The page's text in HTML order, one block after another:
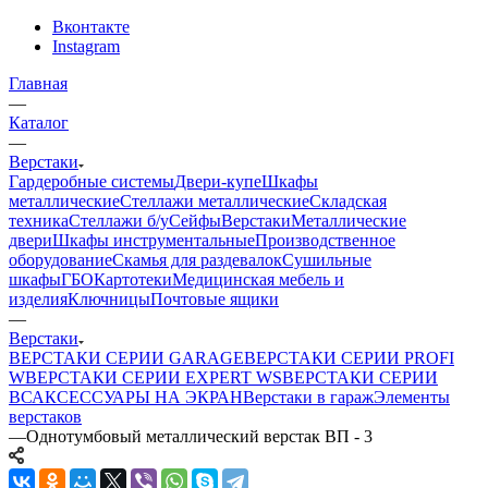
Вконтакте
Instagram
Главная
—
Каталог
—
Верстаки
Гардеробные системыДвери-купеШкафы
металлическиеСтеллажи металлическиеСкладская
техникаСтеллажи б/уСейфыВерстакиМеталлические
двериШкафы инструментальныеПроизводственное
оборудованиеСкамья для раздевалокСушильные
шкафыГБОКартотекиМедицинская мебель и
изделияКлючницыПочтовые ящики
—
Верстаки
ВЕРСТАКИ СЕРИИ GARAGEВЕРСТАКИ СЕРИИ PROFI
WВЕРСТАКИ СЕРИИ EXPERT WSВЕРСТАКИ СЕРИИ
ВСАКСЕССУАРЫ НА ЭКРАНВерстаки в гаражЭлементы
верстаков
—Однотумбовый металлический верстак ВП - 3